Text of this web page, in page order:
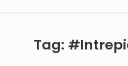
Tag: #